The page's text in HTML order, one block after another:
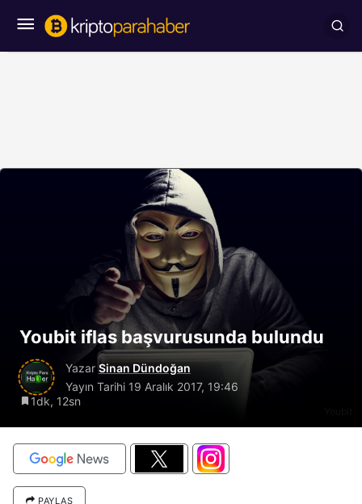
Youbit iflas başvurusunda bulundu
Yazar Sinan Dündoğan
Yayın Tarihi 19 Aralık 2017, 19:46
1dk, 12sn
PAYLAŞ